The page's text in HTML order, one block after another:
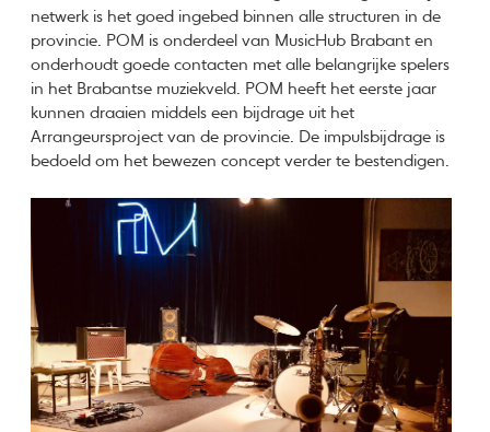
netwerk is het goed ingebed binnen alle structuren in de
provincie. POM is onderdeel van MusicHub Brabant en
onderhoudt goede contacten met alle belangrijke spelers
in het Brabantse muziekveld. POM heeft het eerste jaar
kunnen draaien middels een bijdrage uit het
Arrangeursproject van de provincie. De impulsbijdrage is
bedoeld om het bewezen concept verder te bestendigen.